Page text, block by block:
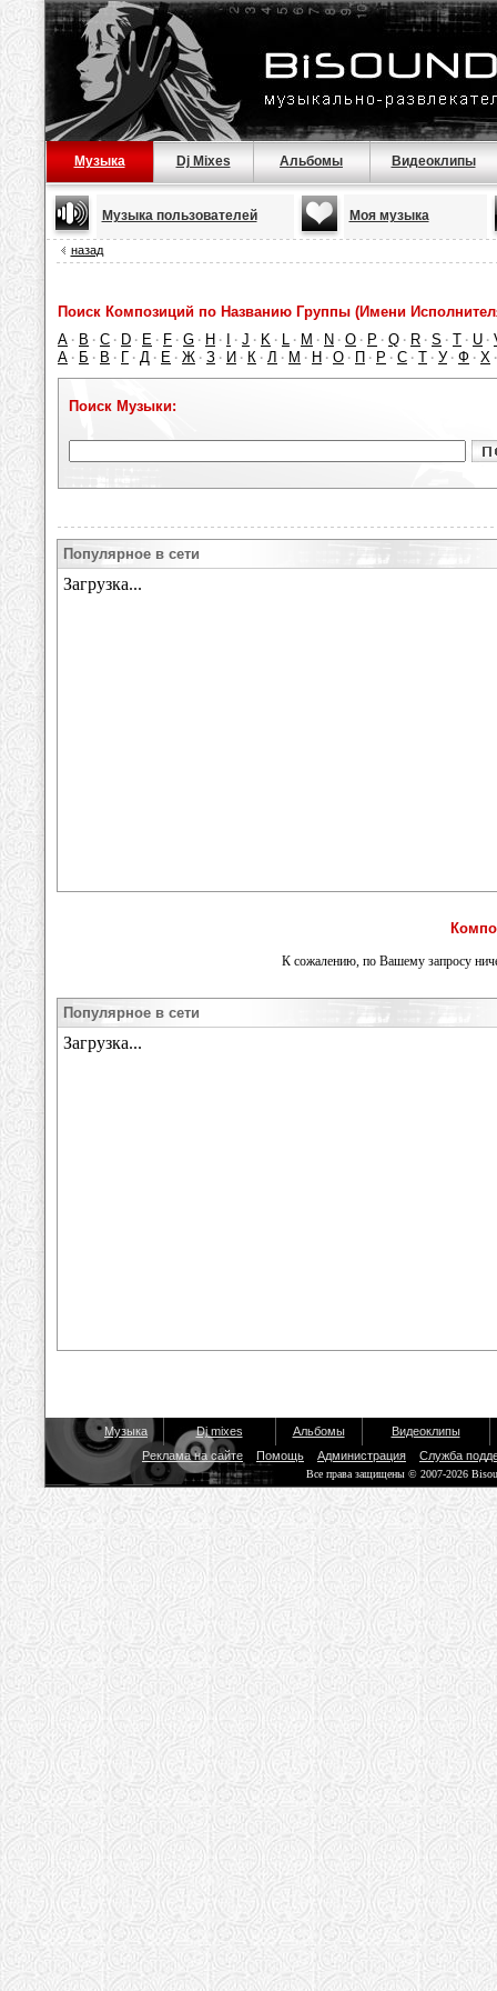
Музыка Dj Mixes Альбомы Видеоклипы
Музыка пользователей Моя музыка
назад
Поиск Композиций по Названию Группы (Имени
A · B · C · D · E · F · G · H · · J · K · L · M · N · O · P · Q · R · S · T · U ·
А · Б · В · Г · Д · Е · Ж · З · И · К · Л · М · Н · О · П · Р · С · Т · У · Ф · Х
Поиск Музыки:
Популярное в сети
К сожалению, по Вашему запросу
Популярное в сети
Музыка Dj mixes Альбомы
Видеоклипы
Реклама на сайте
Помощь Администрация Служба
Все права защищены © 2007-2026